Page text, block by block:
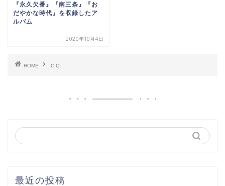
『永久欠番』『南三条』『お
だやかな時代』を収録したア
ルバム
2020年10月4日
HOME C.Q.
最近の投稿